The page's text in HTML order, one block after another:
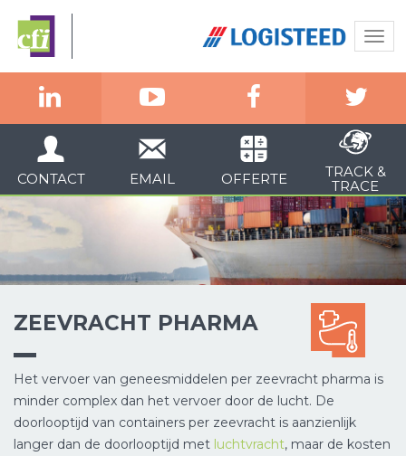
CONTACT EMAIL OFFERTE
TRACK &
TRACE
ZEEVRACHT PHARMA
Het vervoer van geneesmiddelen per zeevracht pharma is
minder complex dan het vervoer door de lucht. De
doorlooptijd van containers per zeevracht is aanzienlijk
langer dan de doorlooptijd met luchtvracht, maar de kosten